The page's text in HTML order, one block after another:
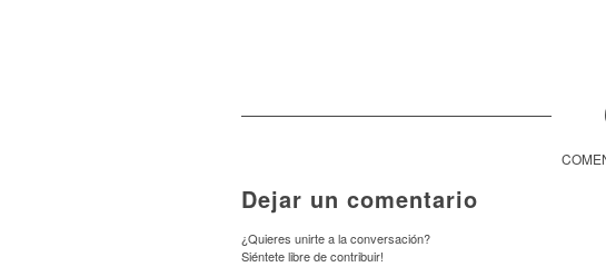
Dejar un comentario
¿Quieres unirte a la conversación?
Siéntete libre de contribuir!